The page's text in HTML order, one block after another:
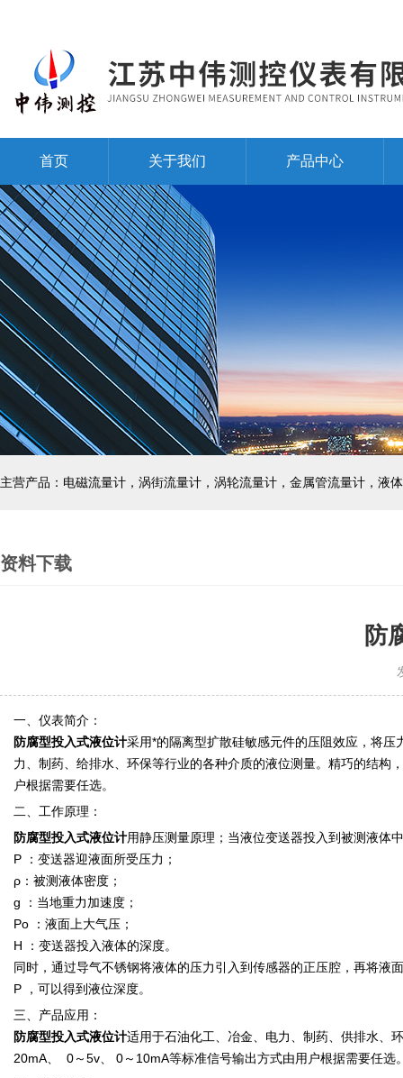
首页 关于我们 产品中心
主营产品：电磁流量计，涡街流量计，涡轮流量计，金属管流量计，液
资料下载
防
一、仪表简介：
防腐型投入式液位计采用*的隔离型扩散硅敏感元件的压阻效应，将
力、制药、给排水、环保等行业的各种介质的液位测量。精巧的结
户根据需要任选。
二、工作原理：
防腐型投入式液位计用静压测量原理；当液位变送器投入到被测液体
P ：变送器迎液面所受压力；
ρ：被测液体密度；
g ：当地重力加速度；
Po ：液面上大气压；
H ：变送器投入液体的深度。
同时，通过导气不锈钢将液体的压力引入到传感器的正压腔，再将
P ，可以得到液位深度。
三、产品应用：
防腐型投入式液位计适用于石油化工、冶金、电力、制药、供排水、
20mA、 0～5v、 0～10mA等标准信号输出方式由用户根据需要任选